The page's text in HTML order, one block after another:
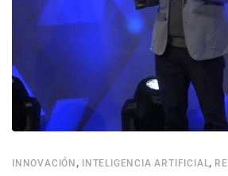
INNOVACIÓN , INTELIGENCIA ARTIFICIAL,